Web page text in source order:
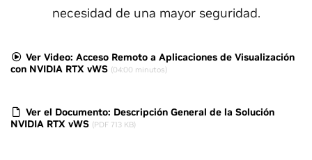
necesidad de una mayor seguridad.
Ver Video: Acceso Remoto a Aplicaciones de Visualización
con NVIDIA RTX vWS (04:00 minutos)
Ver el Documento: Descripción General de la Solución
NVIDIA RTX vWS (PDF 713 KB)